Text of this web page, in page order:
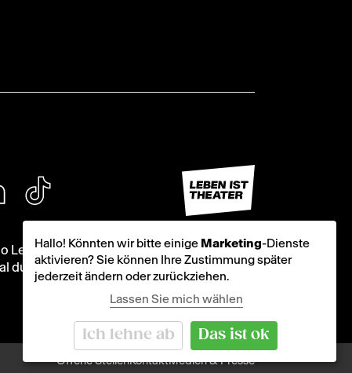
Offene StellenKontaktMedien & Presse
Hallo! Könnten wir bitte einige Marketing-Dienste
aktivieren? Sie können Ihre Zustimmung später
jederzeit ändern oder zurückziehen.
Lassen Sie mich wählen
Ich lehne ab Das ist ok